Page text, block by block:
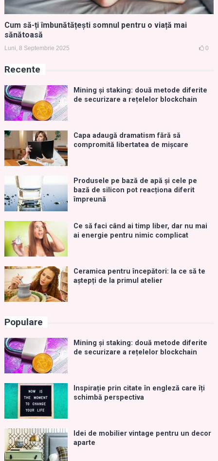
Cum să-ți îmbunătățești somnul pentru o viață mai
sănătoasă
Luni, 8 Septembrie 2025 0
Recente
Mining și staking: două metode diferite
de securizare a rețelelor blockchain
Capa adaugă dramatism fără să
compromită libertatea de mișcare
Produsele pe bază de apă și cele pe
bază de silicon pot reacționa diferit
împreună
Ce să faci când ai timp liber, dar nu mai
ai energie pentru nimic complicat
Ceramica pentru începători: la ce să te
aștepți de la primul atelier
Populare
Mining și staking: două metode diferite
de securizare a rețelelor blockchain
Inspirație prin citate în engleză care îți
schimbă perspectiva
Idei de mobilier vintage pentru un decor
aparte